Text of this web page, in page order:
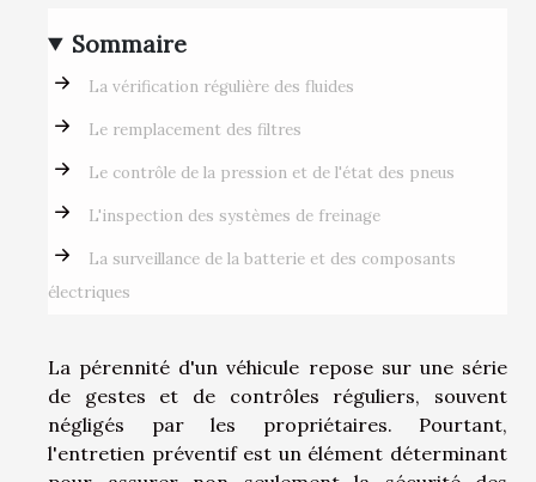
Sommaire
La vérification régulière des fluides
Le remplacement des filtres
Le contrôle de la pression et de l'état des pneus
L'inspection des systèmes de freinage
La surveillance de la batterie et des composants
électriques
La pérennité d'un véhicule repose sur une série
de gestes et de contrôles réguliers, souvent
négligés par les propriétaires. Pourtant,
l'entretien préventif est un élément déterminant